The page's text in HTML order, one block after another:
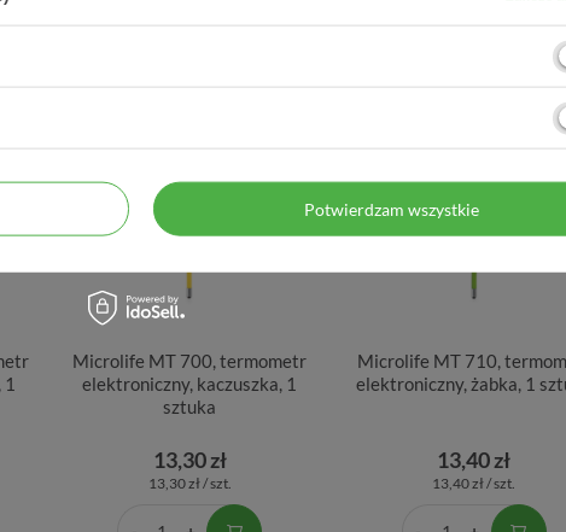
Microlife MT 700, termometr
elektroniczny, kaczuszka, 1
sztuka
13,30 zł
13,30 zł / szt.
Microlife MT 710,
elektroniczny, żabka, 1
13,40 zł
13,40 zł / szt.
Potwierdzam wszystkie